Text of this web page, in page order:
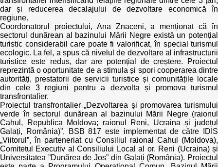
dar și reducerea decalajului de dezvoltare economică în
regiune.
Coordonatorul proiectului, Ana Znaceni, a menționat că în
sectorul dunărean al bazinului Mării Negre există un potențial
turistic considerabil care poate fi valorificat, în special turismul
ecologic. La fel, a spus că nivelul de dezvoltare al infrastructurii
turistice este redus, dar are potențial de creștere. Proiectul
reprezintă o oportunitate de a stimula și spori cooperarea dintre
autorități, prestatorii de servicii turistice și comunitățile locale
din cele 3 regiuni pentru a dezvolta și promova turismul
transfrontalier.
Proiectul transfrontalier „Dezvoltarea și promovarea turismului
verde în sectorul dunărean al bazinului Mării Negre (raionul
Cahul, Republica Moldova; raionul Reni, Ucraina și județul
Galați, România)”, BSB 817 este implementat de către IDIS
„Viitorul”, în parteneriat cu Consiliul raional Cahul (Moldova),
Comitetul Executiv al Consiliului Local al or. Reni (Ucraina) și
Universitatea ”Dunărea de Jos” din Galați (România). Proiectul